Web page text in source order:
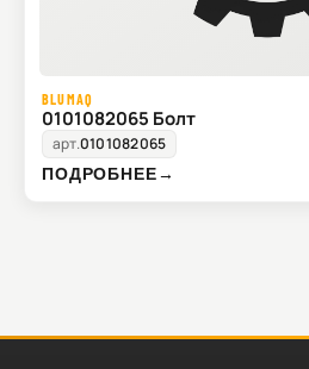
BLUMAQ
0101082065 Болт
арт.0101082065
ПОДРОБНЕЕ→